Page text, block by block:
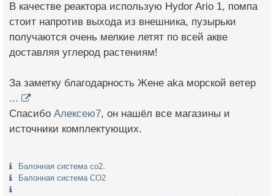
В качестве реактора использую Hydor Ario 1, помпа
стоит напротив выхода из внешника, пузырьки
получаются очень мелкие летят по всей акве
доставляя углерод растениям!
За заметку благодарность Жене aka морской ветер
...
Спасибо Алексею7, он нашёл все магазины и
источники комплектующих.
Балонная система со2.
Балонная система СО2